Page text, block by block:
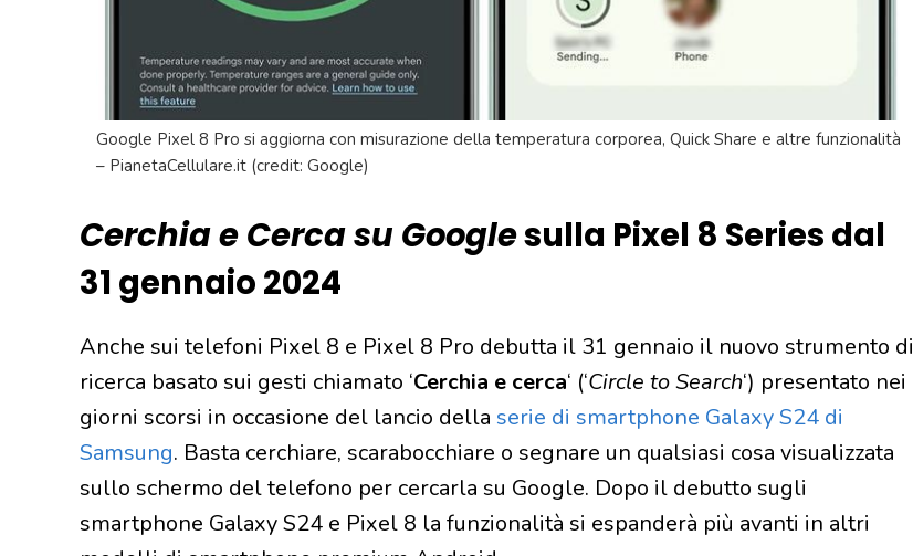
Google Pixel 8 Pro si aggiorna con misurazione della temperatura corporea, Quick Share e altre funzionalità
– PianetaCellulare.it (credit: Google)
Cerchia e Cerca su Googlesulla Pixel 8 Series dal
31 gennaio 2024
Anche sui telefoni Pixel 8 e Pixel 8 Pro debutta il 31 gennaio il nuovo strumento di
ricerca basato sui gesti chiamato ‘Cerchia e cerca‘ (‘Circle to Search‘) presentato nei
giorni scorsi in occasione del lancio della serie di smartphone Galaxy S24 di
Samsung. Basta cerchiare, scarabocchiare o segnare un qualsiasi cosa visualizzata
sullo schermo del telefono per cercarla su Google. Dopo il debutto sugli
smartphone Galaxy S24 e Pixel 8 la funzionalità si espanderà più avanti in altri